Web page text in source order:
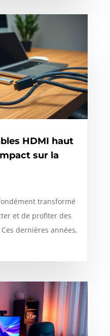
HDMI haut
sur la
transformé
et de profiter des
dernières années,